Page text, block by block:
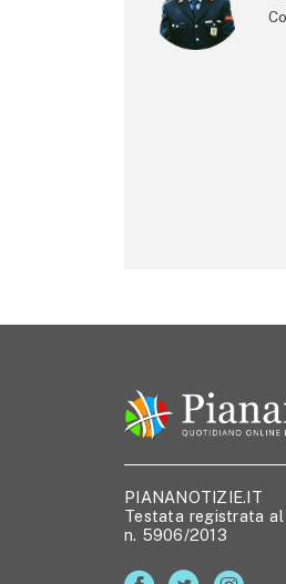
PIANANOTIZIE.IT
Testata registrata al
n. 5906/2013